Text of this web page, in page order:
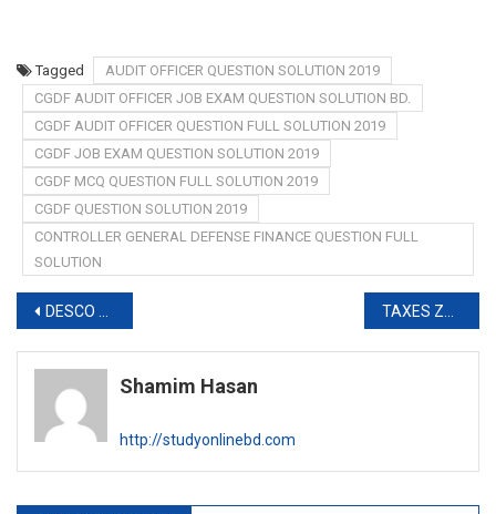
Tagged
AUDIT OFFICER QUESTION SOLUTION 2019
CGDF AUDIT OFFICER JOB EXAM QUESTION SOLUTION BD.
CGDF AUDIT OFFICER QUESTION FULL SOLUTION 2019
CGDF JOB EXAM QUESTION SOLUTION 2019
CGDF MCQ QUESTION FULL SOLUTION 2019
CGDF QUESTION SOLUTION 2019
CONTROLLER GENERAL DEFENSE FINANCE QUESTION FULL
SOLUTION
Post
navigation
DESCO WRITTEN EXAM RESULT 2019
Shamim Hasan
http://studyonlinebd.com